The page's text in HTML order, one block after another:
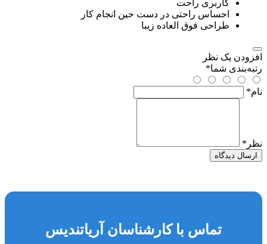
کاربری راحت
احساس راحتی در دست حین انجام کار
طراحی فوق العاده زیبا
افزودن یک نظر
رتبه‌بندی شما*
نام*
نظر *
ارسال دیدگاه
تماس با کارشناسان آریاتندیس